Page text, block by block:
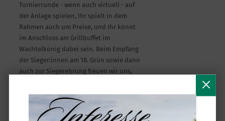
Turnierrunde - wenn auch virtuell - auf
der Anlage spielen, Ihr spielt in dem
Rahmen auch um Preise, und Ihr könnt
im Anschluss am Grillbuffet im
Wachtelkönig dabei sein. Beim Empfang
der Sieger:innen am 18. Grün sowie dann
auch zur Siegerehrung freuen wir uns,
Nach Eurem Feedback im letzten Jahr
werden wir dieses Mal eine
Halfwayverpflegunganbieten. Ihr könnt